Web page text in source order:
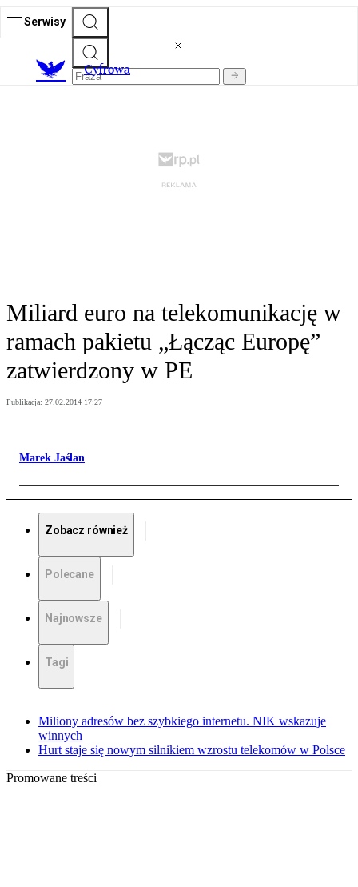
Serwisy
Cyfrowa
Miliard euro na telekomunikację w
ramach pakietu „Łącząc Europę”
zatwierdzony w PE
Publikacja: 27.02.2014 17:27
Marek Jaślan
Zobacz również
Polecane
Najnowsze
Tagi
Miliony adresów bez szybkiego internetu. NIK wskazuje
winnych
Hurt staje się nowym silnikiem wzrostu telekomów w Polsce
Promowane treści